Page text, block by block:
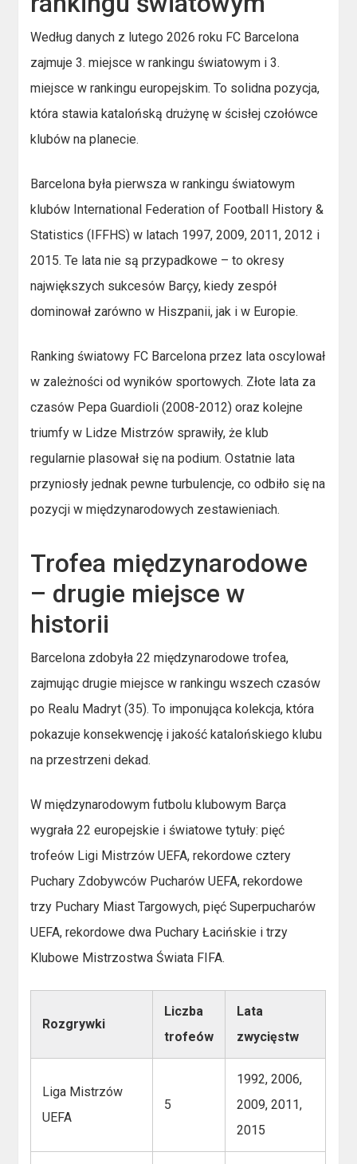
Według danych z lutego 2026 roku FC Barcelona
zajmuje 3. miejsce w rankingu światowym i 3.
miejsce w rankingu europejskim. To solidna pozycja,
która stawia katalońską drużynę w ścisłej czołówce
klubów na planecie.
Barcelona była pierwsza w rankingu światowym
klubów International Federation of Football History &
Statistics (IFFHS) w latach 1997, 2009, 2011, 2012 i
2015. Te lata nie są przypadkowe – to okresy
największych sukcesów Barçy, kiedy zespół
dominował zarówno w Hiszpanii, jak i w Europie.
Ranking światowy FC Barcelona przez lata oscylował
w zależności od wyników sportowych. Złote lata za
czasów Pepa Guardioli (2008-2012) oraz kolejne
triumfy w Lidze Mistrzów sprawiły, że klub
regularnie plasował się na podium. Ostatnie lata
przyniosły jednak pewne turbulencje, co odbiło się na
pozycji w międzynarodowych zestawieniach.
Trofea międzynarodowe
– drugie miejsce w
historii
Barcelona zdobyła 22 międzynarodowe trofea,
zajmując drugie miejsce w rankingu wszech czasów
po Realu Madryt (35). To imponująca kolekcja, która
pokazuje konsekwencję i jakość katalońskiego klubu
na przestrzeni dekad.
W międzynarodowym futbolu klubowym Barça
wygrała 22 europejskie i światowe tytuły: pięć
trofeów Ligi Mistrzów UEFA, rekordowe cztery
Puchary Zdobywców Pucharów UEFA, rekordowe
trzy Puchary Miast Targowych, pięć Superpucharów
UEFA, rekordowe dwa Puchary Łacińskie i trzy
Klubowe Mistrzostwa Świata FIFA.
Rozgrywki
Liczba
trofeów
Lata
zwycięstw
Liga Mistrzów
UEFA
5
1992, 2006,
2009, 2011,
2015